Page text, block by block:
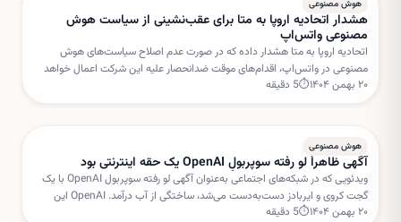
هوش مصنوعی
هشدار اتحادیه اروپا به متا برای عقب‌نشینی از سیاست هوش
مصنوعی واتس‌اپ
اتحادیه اروپا به متا هشدار داده که در صورت عدم اصلاح سیاست‌های هوش
مصنوعی در واتس‌اپ، اقدام‌های موقت ضدانحصار علیه این شرکت اعمال خواهد
شد. بروکسل نگران استفاده متا از داده‌های کاربران برای خدمات هوش مصنوعی
۲۰ بهمن ۱۴۰۴ ⏱
5 دقیقه
هوش مصنوعی
آگهی ظاهراً لو رفته سوپربولِ OpenAI یک حقه اینترنتی بود
ویدئویی که در شبکه‌های اجتماعی به‌عنوان آگهی لو رفته سوپربول OpenAI با یک
گجت کروی و ایربادز دست‌به‌دست می‌شد، ساختگی از آب درآمد. OpenAI این
داستان را «فیک نیوز» خوانده است.
۲۰ بهمن ۱۴۰۴ ⏱
5 دقیقه